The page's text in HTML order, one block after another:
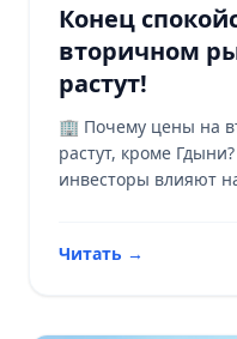
Конец
вторичном
растут!
🏢 Почему цены на
растут, кроме
инвесторы влияют
Читать →